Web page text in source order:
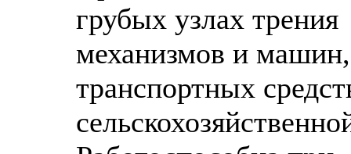
грубых узлах трения
механизмов и машин,
транспортных